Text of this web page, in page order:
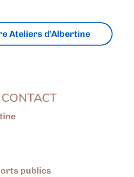
Ateliers d'Albertine
publics